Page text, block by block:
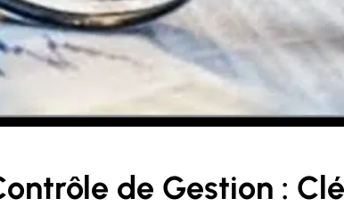
de Gestion :